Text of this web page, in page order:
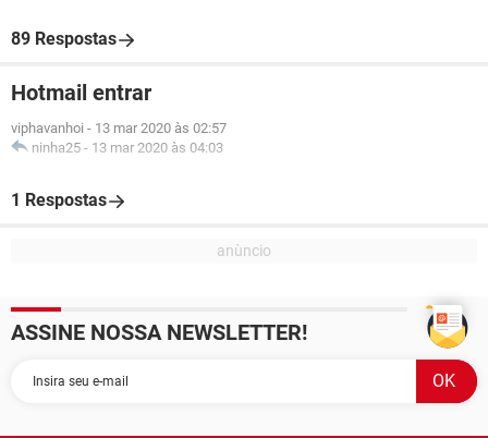
89 Respostas
Hotmail entrar
viphavanhoi - 13 mar 2020 às 02:57
ninha25 - 13 mar 2020 às 04:03
1 Respostas
ASSINE NOSSA NEWSLETTER!